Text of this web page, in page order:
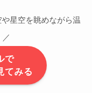
星空を眺めながら温
／
で
てみる